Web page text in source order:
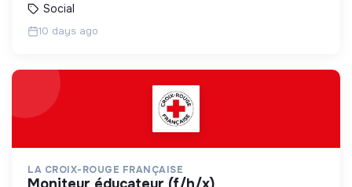
Social
10 days ago
LA CROIX-ROUGE FRANÇAISE